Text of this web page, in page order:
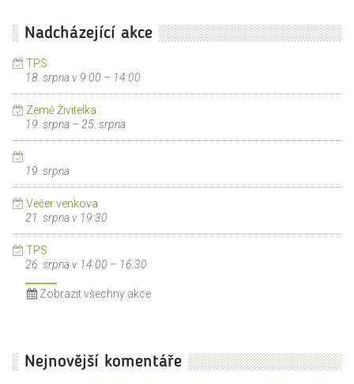
Nadcházející akce
TPS
18. srpna v 9:00 – 14:00
Země Živitelka
19. srpna – 25. srpna
19. srpna
Večer venkova
21. srpna v 19:30
TPS
26. srpna v 14:00 – 16:30
Zobrazit všechny akce
Nejnovější komentáře